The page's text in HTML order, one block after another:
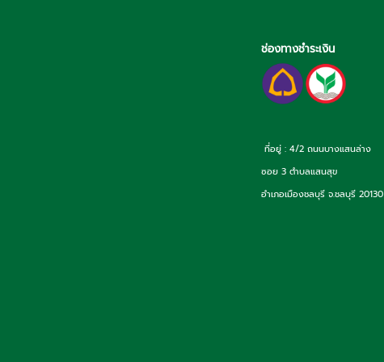
ช่องทางชำระเงิน
ที่อยู่ : 4/2 ถนนบางแสนล่าง
ซอย 3 ตำบลแสนสุข
อำเภอเมืองชลบุรี จ.ชลบุรี 20130